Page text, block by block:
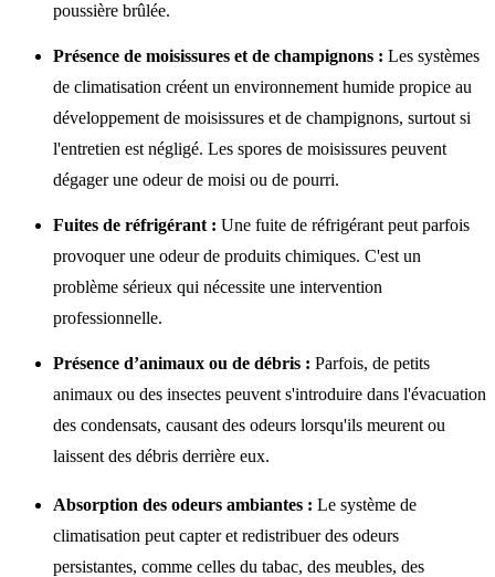
poussière brûlée.
Présence de moisissures et de champignons : Les systèmes
de climatisation créent un environnement humide propice au
développement de moisissures et de champignons, surtout si
l'entretien est négligé. Les spores de moisissures peuvent
dégager une odeur de moisi ou de pourri.
Fuites de réfrigérant : Une fuite de réfrigérant peut parfois
provoquer une odeur de produits chimiques. C'est un
problème sérieux qui nécessite une intervention
professionnelle.
Présence d’animaux ou de débris : Parfois, de petits
animaux ou des insectes peuvent s'introduire dans l'évacuation
des condensats, causant des odeurs lorsqu'ils meurent ou
laissent des débris derrière eux.
Absorption des odeurs ambiantes : Le système de
climatisation peut capter et redistribuer des odeurs
persistantes, comme celles du tabac, des meubles, des